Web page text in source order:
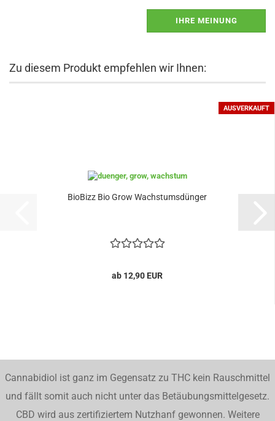
IHRE MEINUNG
Zu diesem Produkt empfehlen wir Ihnen:
AUSVERKAUFT
BioBizz Bio Grow Wachstumsdünger
ab 12,90 EUR
Cannabidiol ist ganz im Gegensatz zu THC kein Rauschmittel
und fällt somit auch nicht unter das Betäubungsmittelgesetz.
CBD wird aus zertifiziertem Nutzhanf gewonnen. Weitere